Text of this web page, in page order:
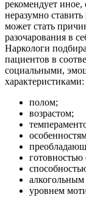
рекомендует иное,
неразумно
может стать
разочарования в
Наркологи
пациентов в
социальными,
характеристиками:
полом;
возрастом;
готовностью
уровнем